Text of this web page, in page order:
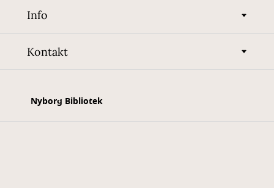
Info
Kontakt
Nyborg Bibliotek